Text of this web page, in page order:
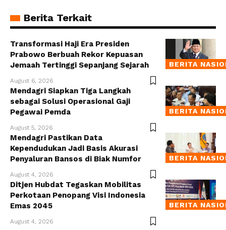
Berita Terkait
BERITA
Transformasi Haji Era Presiden
Prabowo Berbuah Rekor Kepuasan
Jemaah Tertinggi Sepanjang Sejarah
August 6, 2026
BERITA
Mendagri Siapkan Tiga Langkah
sebagai Solusi Operasional Gaji
Pegawai Pemda
August 5, 2026
BERITA
Mendagri Pastikan Data
Kependudukan Jadi Basis Akurasi
Penyaluran Bansos di Biak Numfor
August 4, 2026
BERITA
Ditjen Hubdat Tegaskan Mobilitas
Perkotaan Penopang Visi Indonesia
Emas 2045
August 4, 2026